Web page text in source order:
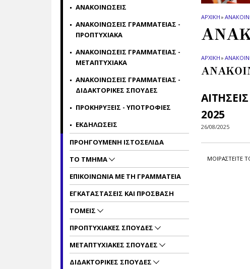
ΑΡΧΙΚΗ»
ΑΡΧΙΚΗ»
2025
26/08/2025
ΜΟΙΡΑΣΤEIΤΕ
ΑΝΑΚΟΙΝΩΣΕΙΣ
ΑΝΑΚΟΙΝΩΣΕΙΣ ΓΡΑΜΜΑΤΕΙΑΣ -
ΠΡΟΠΤΥΧΙΑΚΑ
ΑΝΑΚΟΙΝΩΣΕΙΣ ΓΡΑΜΜΑΤΕΙΑΣ -
ΜΕΤΑΠΤΥΧΙΑΚΑ
ΑΝΑΚΟΙΝΩΣΕΙΣ ΓΡΑΜΜΑΤΕΙΑΣ -
ΔΙΔΑΚΤΟΡΙΚΕΣ ΣΠΟΥΔΕΣ
ΠΡΟΚΗΡΥΞΕΙΣ - ΥΠΟΤΡΟΦΙΕΣ
ΕΚΔΗΛΩΣΕΙΣ
ΠΡΟΗΓΟΥΜΕΝΗ ΙΣΤΟΣΕΛΙΔΑ
ΤΟ ΤΜΗΜΑ
ΕΠΙΚΟΙΝΩΝΙΑ ΜΕ ΤΗ ΓΡΑΜΜΑΤΕΙΑ
ΕΓΚΑΤΑΣΤΑΣΕΙΣ ΚΑΙ ΠΡΟΣΒΑΣΗ
ΤΟΜΕΙΣ
ΠΡΟΠΤΥΧΙΑΚΕΣ ΣΠΟΥΔΕΣ
ΜΕΤΑΠΤΥΧΙΑΚΕΣ ΣΠΟΥΔΕΣ
ΔΙΔΑΚΤΟΡΙΚΕΣ ΣΠΟΥΔΕΣ